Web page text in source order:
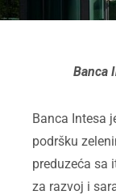
Banca
Banca Intesa
podršku
preduzeća sa
za razvoj i